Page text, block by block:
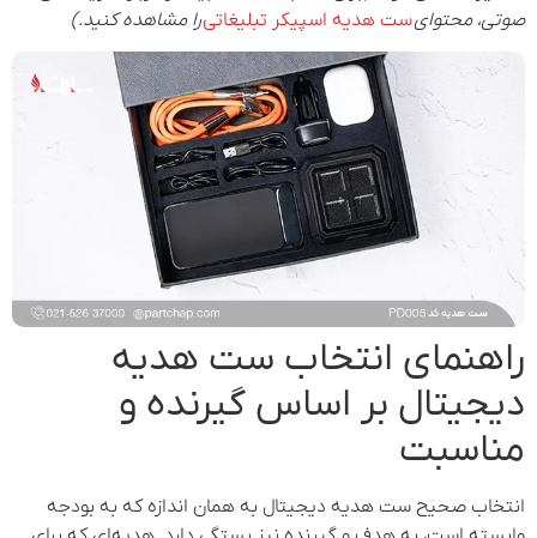
صوتی، محتوایست هدیه اسپیکر تبلیغاتیرا مشاهده کنید.)
راهنمای انتخاب ست هدیه
دیجیتال بر اساس گیرنده و
مناسبت
انتخاب صحیح ست هدیه دیجیتال به همان اندازه که به بودجه